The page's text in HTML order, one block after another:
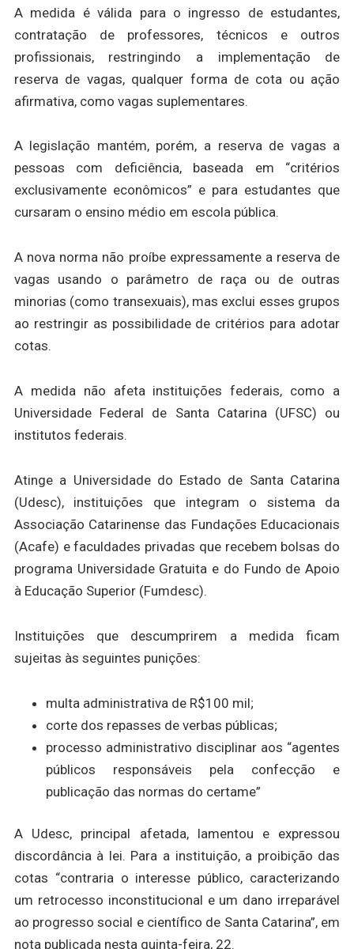
A medida é válida para o ingresso de estudantes,
contratação de professores, técnicos e outros
profissionais, restringindo a implementação de
reserva de vagas, qualquer forma de cota ou ação
afirmativa, como vagas suplementares.
A legislação mantém, porém, a reserva de vagas a
pessoas com deficiência, baseada em “critérios
exclusivamente econômicos” e para estudantes que
cursaram o ensino médio em escola pública.
A nova norma não proíbe expressamente a reserva de
vagas usando o parâmetro de raça ou de outras
minorias (como transexuais), mas exclui esses grupos
ao restringir as possibilidade de critérios para adotar
cotas.
A medida não afeta instituições federais, como a
Universidade Federal de Santa Catarina (UFSC) ou
institutos federais.
Atinge a Universidade do Estado de Santa Catarina
(Udesc), instituições que integram o sistema da
Associação Catarinense das Fundações Educacionais
(Acafe) e faculdades privadas que recebem bolsas do
programa Universidade Gratuita e do Fundo de Apoio
à Educação Superior (Fumdesc).
Instituições que descumprirem a medida ficam
sujeitas às seguintes punições:
multa administrativa de R$100 mil;
corte dos repasses de verbas públicas;
processo administrativo disciplinar aos “agentes
públicos responsáveis pela confecção e
publicação das normas do certame”
A Udesc, principal afetada, lamentou e expressou
discordância à lei. Para a instituição, a proibição das
cotas “contraria o interesse público, caracterizando
um retrocesso inconstitucional e um dano irreparável
ao progresso social e científico de Santa Catarina”, em
nota publicada nesta quinta-feira, 22.